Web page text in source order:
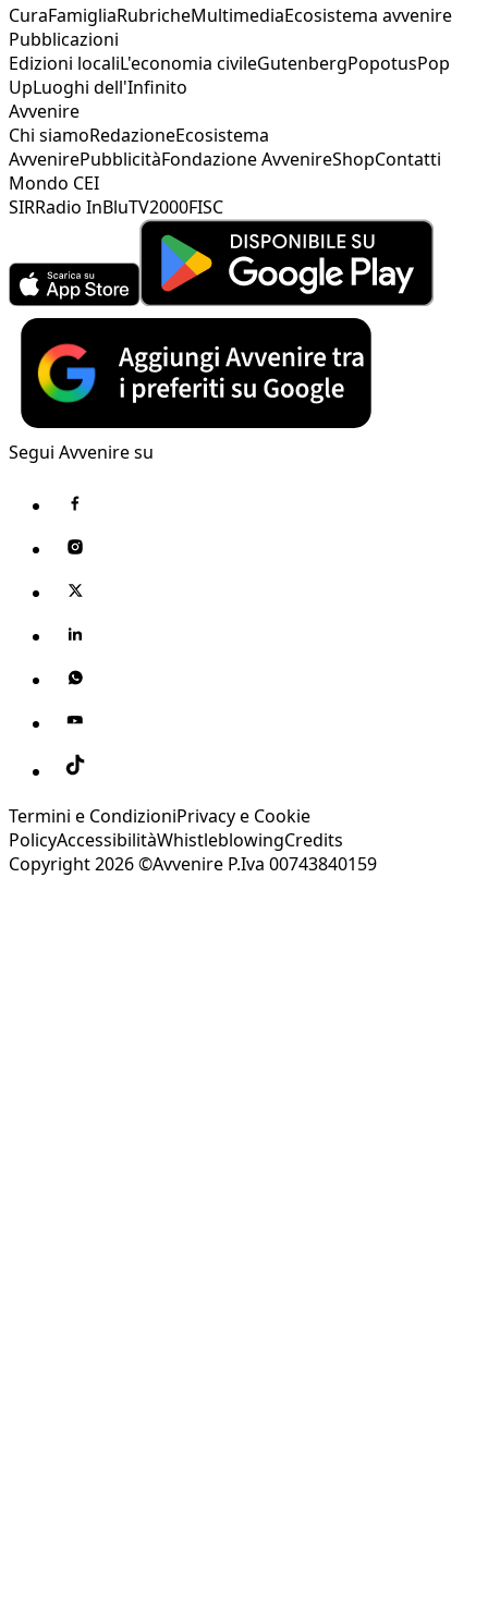
CuraFamigliaRubricheMultimediaEcosistema avvenire
Pubblicazioni
Edizioni localiL'economia civileGutenbergPopotusPop
UpLuoghi dell'Infinito
Avvenire
Chi siamoRedazioneEcosistema
AvvenirePubblicitàFondazione AvvenireShopContatti
Mondo CEI
SIRRadio InBluTV2000FISC
Segui Avvenire su
Termini e CondizioniPrivacy e Cookie
PolicyAccessibilitàWhistleblowingCredits
Copyright 2026 ©Avvenire P.Iva 00743840159